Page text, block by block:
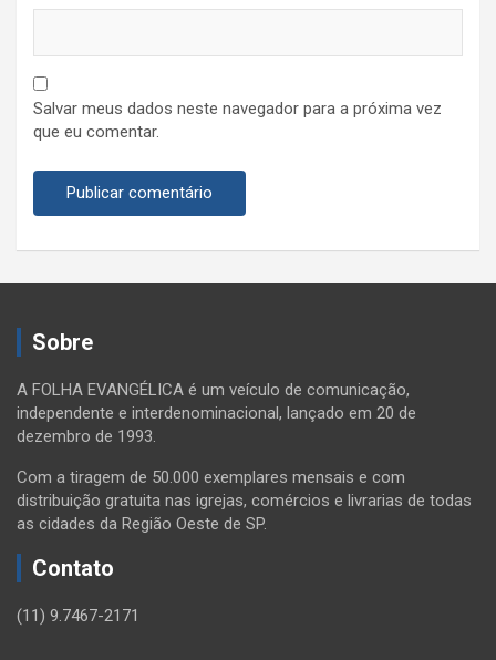
Salvar meus dados neste navegador para a próxima vez
que eu comentar.
Sobre
A FOLHA EVANGÉLICA é um veículo de comunicação,
independente e interdenominacional, lançado em 20 de
dezembro de 1993.
Com a tiragem de 50.000 exemplares mensais e com
distribuição gratuita nas igrejas, comércios e livrarias de todas
as cidades da Região Oeste de SP.
Contato
(11) 9.7467-2171